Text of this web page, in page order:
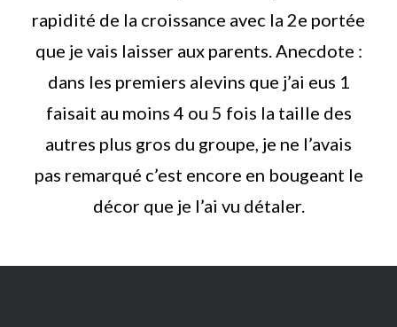
rapidité de la croissance avec la 2e portée
que je vais laisser aux parents. Anecdote :
dans les premiers alevins que j’ai eus 1
faisait au moins 4 ou 5 fois la taille des
autres plus gros du groupe, je ne l’avais
pas remarqué c’est encore en bougeant le
décor que je l’ai vu détaler.